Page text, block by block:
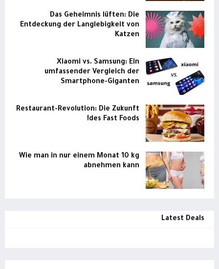
Das Geheimnis lüften: Die
Entdeckung der Langlebigkeit von
Katzen
Xiaomi vs. Samsung: Ein
umfassender Vergleich der
Smartphone-Giganten
Restaurant-Revolution: Die Zukunft
des Fast Foods!
Wie man in nur einem Monat 10 kg
abnehmen kann
Latest Deals